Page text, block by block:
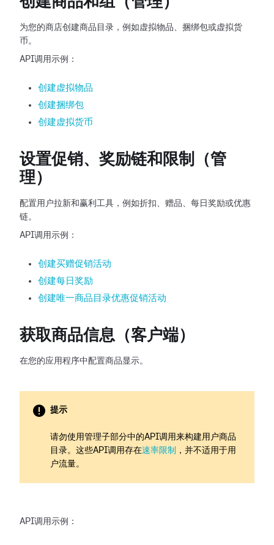
为您的商店创建商品目录，例如虚拟物品、捆绑包或虚拟货
币。
API调用示例：
创建虚拟物品
创建捆绑包
创建虚拟货币
设置促销、奖励链和限制（管
理）
配置用户拉新和赢利工具，例如折扣、赠品、每日奖励或优惠
链。
API调用示例：
创建买赠促销活动
创建每日奖励
创建唯一商品目录优惠促销活动
获取商品信息（客户端）
在您的应用程序中配置商品显示。
提示
请勿使用管理子部分中的API调用来构建用户商品
目录。这些API调用存在速率限制
，并不适用于用
户流量。
API调用示例：